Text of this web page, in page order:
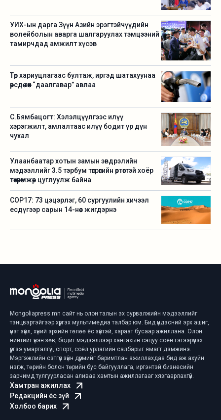
УИХ-ын дарга Зүүн Азийн эрэгтэйчүүдийн
волейболын аварга шалгаруулах тэмцээний
тамирчдад амжилт хүсэв
Төр хариуцлагаас бултаж, иргэд шатахуунаа
өөрсдөө зөөх “даалгавар” авлаа
С.Бямбацогт: Хэлэлцүүлгээс илүү
хэрэгжилт, амлалтаас илүү бодит үр дүн
чухал
Улаанбаатар хотын замын эвдрэлийн
мэдээллийг 3.5 тэрбум төгрөгийн өртөгтэй хоёр
төхөөрөмжөөр цуглуулж байна
COP17: 73 цэцэрлэг, 60 сургуулийн хичээл
есдүгээр сарын 14-нөөс жигдэрнэ
Mongoliapress.mn сайт нь олон талын эх сурвалжийн мэдээллийг
тэнцвэртэйгээр хүргэх мультимедиа талбар юм. Бид үндэсний эрх ашиг,
үнэт зүйл, хүний эрхийн төлөө ёс зүйтэй, хараат бусаар ажиллана. Олон
нийтийг үнэн зөв, бодит мэдээллээр хангахын сацуу соён гэгээрүүлэх
үүргээ умарталгүй, спорт, соёл урлагийн салбарыг ямагт дэмжинэ.
Мэргэжлийн сэтгүүл зүйн дүрмийг баримтлан ажиллахдаа бид аж ахуйн
нэгж, төрийн болон төрийн бус байгууллага, иргэнтэй бизнесийн
зарчимд тулгуурласан аливаа хамтын ажиллагааг хязгаарлахгүй.
Хамтран ажиллах
Редакцийн ёс зүй
Холбоо барих